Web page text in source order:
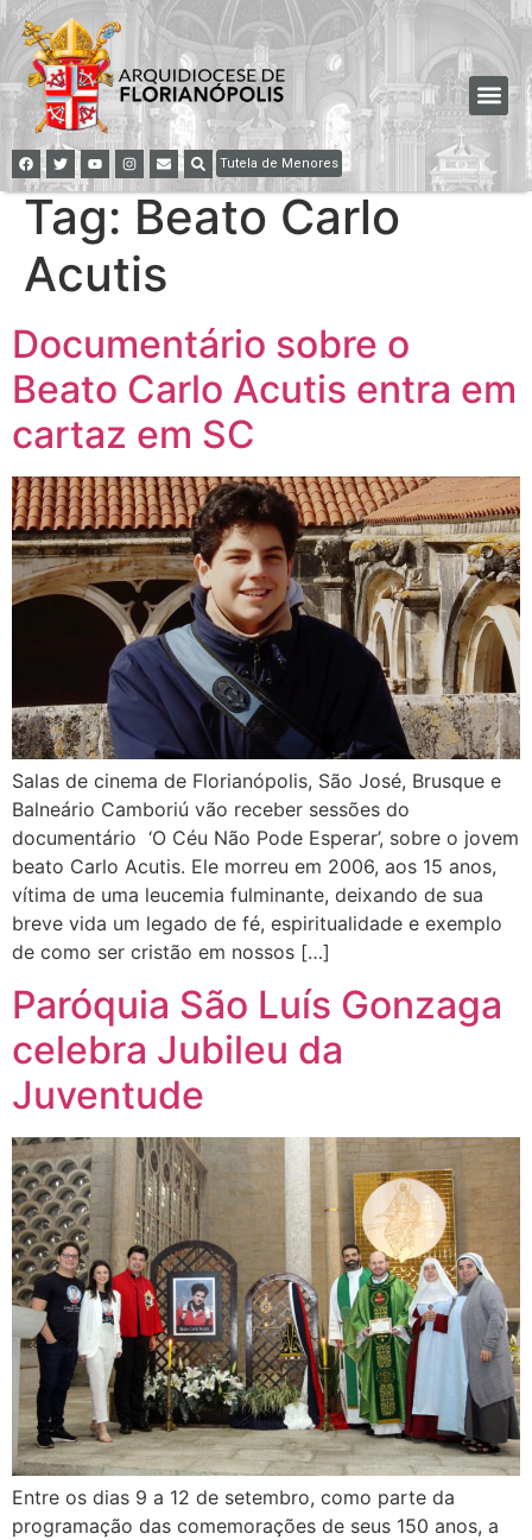
Tutela de Menores
Tag: Beato Carlo
Acutis
Documentário sobre o
Beato Carlo Acutis entra em
cartaz em SC
Salas de cinema de Florianópolis, São José, Brusque e
Balneário Camboriú vão receber sessões do
documentário ‘O Céu Não Pode Esperar’, sobre o jovem
beato Carlo Acutis. Ele morreu em 2006, aos 15 anos,
vítima de uma leucemia fulminante, deixando de sua
breve vida um legado de fé, espiritualidade e exemplo
de como ser cristão em nossos […]
Paróquia São Luís Gonzaga
celebra Jubileu da
Juventude
Entre os dias 9 a 12 de setembro, como parte da
programação das comemorações de seus 150 anos, a